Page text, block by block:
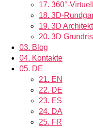
17. 360°-
18. 3D-
19. 3D
20. 3D
03. Blog
04. Kontakte
05. DE
21. EN
22. DE
23. ES
24. DA
25. FR